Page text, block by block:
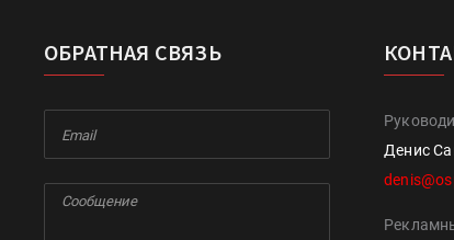
ОБРАТНАЯ СВЯЗЬ
Денис